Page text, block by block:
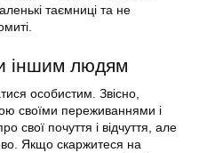
таємниці та не
іншим людям
особистим. Звісно,
своїми переживаннями і
свої почуття і відчуття, але
Якщо скаржитеся на